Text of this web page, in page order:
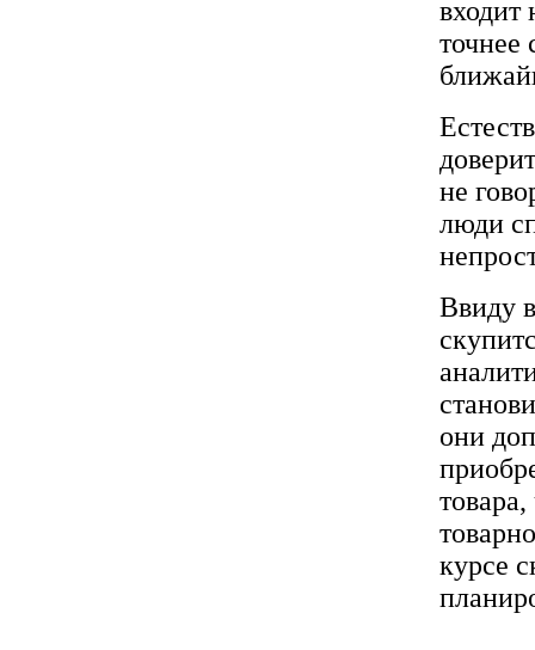
входит
точнее
не
люди
Ввиду
они
курсе